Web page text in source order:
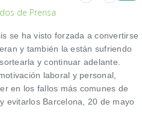
de Prensa
se ha visto forzada a convertirse
y también la están sufriendo
y continuar adelante.
laboral y personal,
en los fallos más comunes de
evitarlos Barcelona, 20 de mayo